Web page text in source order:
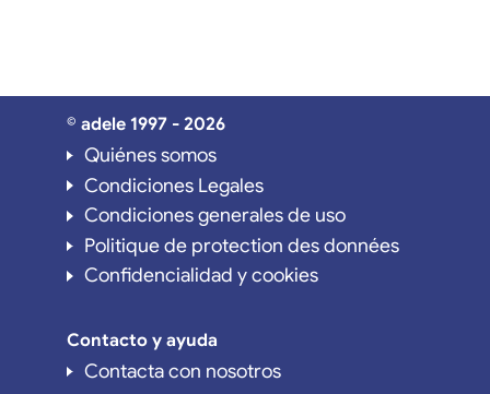
© adele 1997 - 2026
Quiénes somos
Condiciones Legales
Condiciones generales de uso
Politique de protection des données
Confidencialidad y cookies
Contacto y ayuda
Contacta con nosotros